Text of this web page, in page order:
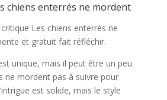
chiens enterrés ne mordent
Les chiens enterrés ne
et gratuit fait réfléchir.
unique, mais il peut être un peu
ne mordent pas à suivre pour
est solide, mais le style